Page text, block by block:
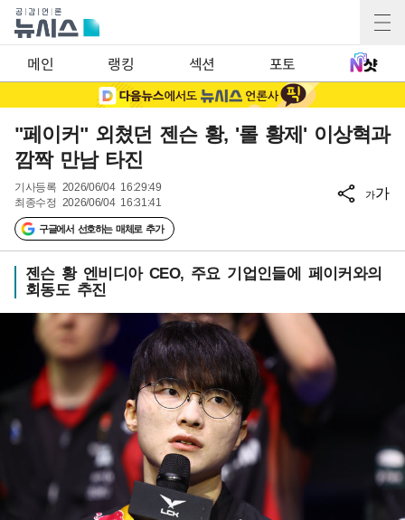
메인 랭킹 섹션 포토
"페이커" 외쳤던 젠슨 황, '롤 황제' 이상혁과
깜짝 만남 타진
기사등록 2026/06/04 16:29:49
최종수정 2026/06/04 16:31:41
구글에서 선호하는 매체로 추가
가가
젠슨 황 엔비디아 CEO, 주요 기업인들에 페이커와의
회동도 추진